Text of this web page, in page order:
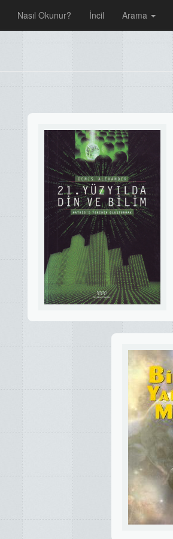
Nasıl Okunur? İncil Arama